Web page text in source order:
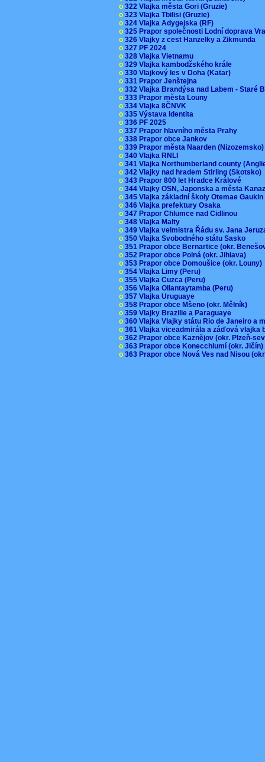
o 322 Vlajka města Gori (Gruzie)
o 323 Vlajka Tbilisi (Gruzie)
o 324 Vlajka Adygejska (RF)
o 325 Prapor společnosti Lodní doprava
o 326 Vlajky z cest Hanzelky a Zikmunda
o 327 PF 2024
o 328 Vlajka Vietnamu
o 329 Vlajka kambodžského krále
o 330 Vlajkový les v Doha (Katar)
o 331 Prapor Jenštejna
o 332 Vlajka Brandýsa nad Labem - Staré
o 333 Prapor města Louny
o 334 Vlajka 8ČNVK
o 335 Výstava Identita
o 336 PF 2025
o 337 Prapor hlavního města Prahy
o 338 Prapor obce Jankov
o 339 Prapor města Naarden
o 340 Vlajka RNLI
o 341 Vlajka Northumberland county
o 342 Vlajky nad hradem Stirling (Skotsko)
o 343 Prapor 800 let Hradce Králové
o 344 Vlajky OSN, Japonska a města
o 345 Vlajka základní školy Otemae
o 346 Vlajka prefektury Osaka
o 347 Prapor Chlumce nad Cidlinou
o 348 Vlajka Malty
o 349 Vlajka velmistra Řádu sv. Jana
o 350 Vlajka Svobodného státu Sasko
o 351 Prapor obce Bernartice (okr.
o 352 Prapor obce Polná (okr. Jihlava)
o 353 Prapor obce Domoušice (okr. Louny)
o 354 Vlajka Limy (Peru)
o 355 Vlajka Cuzca (Peru)
o 356 Vlajka Ollantaytamba (Peru)
o 357 Vlajka Uruguaye
o 358 Prapor obce Mšeno (okr. Mělník)
o 359 Vlajky Brazilie a Paraguaye
o 360 Vlajka Vlajky státu Rio de Janeiro a
o 361 Vlajka viceadmirála a záďová
o 362 Prapor obce Kaznějov (okr. Plzeň-
o 363 Prapor obce Konecchlumí (okr.
o 363 Prapor obce Nová Ves nad Nisou